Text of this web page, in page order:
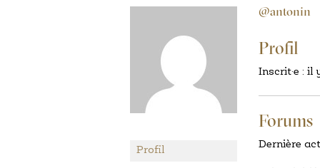
Profil
@antonin
Profil
Inscrit·e : il
Forums
Dernière